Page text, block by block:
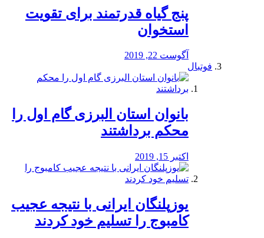
پنج گیاه قدرتمند برای تقویت
استخوان
آگوست 22, 2019
فوتبال
بانوان استان البرزی گام اول را
محكم برداشتند
اکتبر 15, 2019
یوزپلنگان ایرانی با نتیجه عجیب
کامبوج را تسلیم خود کردند